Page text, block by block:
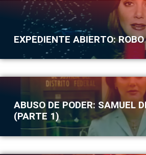
EXPEDIENTE ABIERTO:
ABUSO DE PODER: SAMUEL
(PARTE 1)